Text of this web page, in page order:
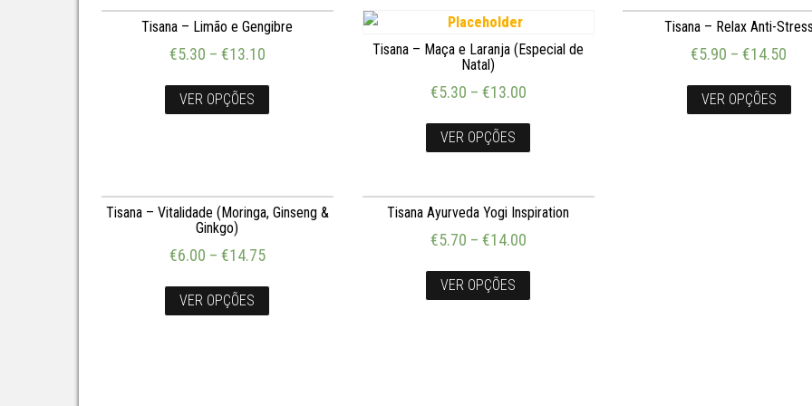
Tisana – Limão e Gengibre
€5.30 – €13.10
VER OPÇÕES
Tisana – Maça e Laranja (Especial de
Natal)
€5.30 – €13.00
VER OPÇÕES
Tisana – Relax Anti-
€5.90 –€14.50
VER OPÇÕES
Tisana – Vitalidade (Moringa, Ginseng &
Ginkgo)
€6.00 – €14.75
VER OPÇÕES
Tisana Ayurveda Yogi Inspiration
€5.70 – €14.00
VER OPÇÕES